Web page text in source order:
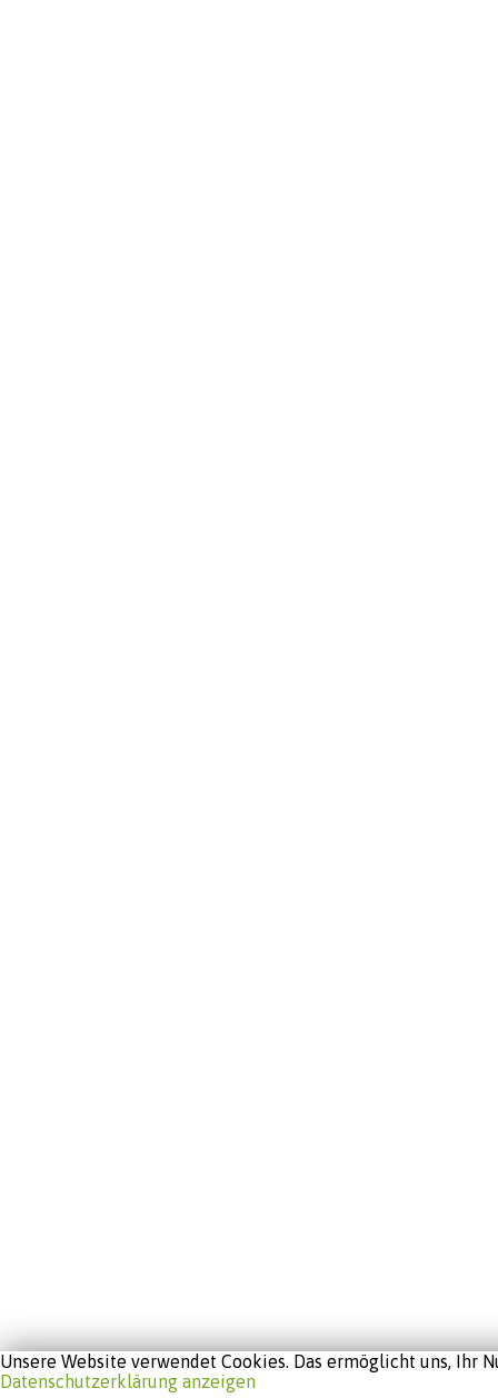
Unsere Website verwendet Cookies. Das ermöglicht uns,
Datenschutzerklärung anzeigen